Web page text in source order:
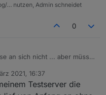
… nutzen, Admin schneidet
0
an sich nicht ... aber müsste
2021, 16:37
Testserver die